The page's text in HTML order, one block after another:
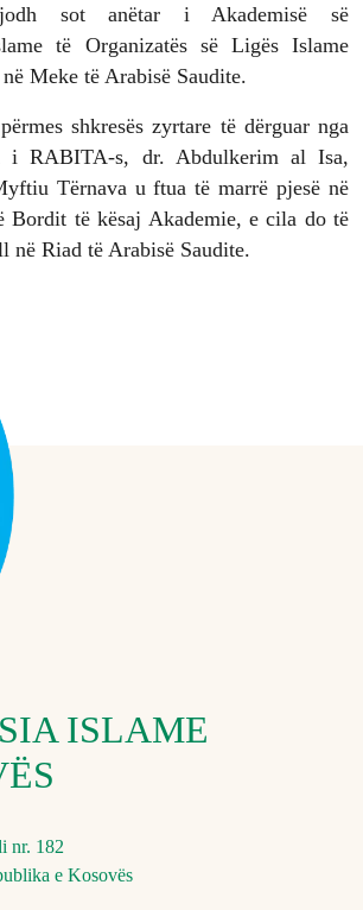
sot anëtar i Akademisë së
të Organizatës së Ligës Islame
Meke të Arabisë Saudite.
shkresës zyrtare të dërguar nga
i RABITA-s, dr. Abdulkerim al Isa,
Tërnava u ftua të marrë pjesë në
Bordit të kësaj Akademie, e cila do të
në Riad të Arabisë Saudite.
ISLAME
nr. 182
e Kosovës